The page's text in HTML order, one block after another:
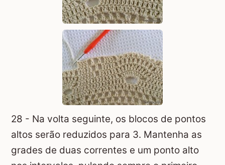
28 - Na volta seguinte, os blocos de pontos
altos serão reduzidos para 3. Mantenha as
grades de duas correntes e um ponto alto